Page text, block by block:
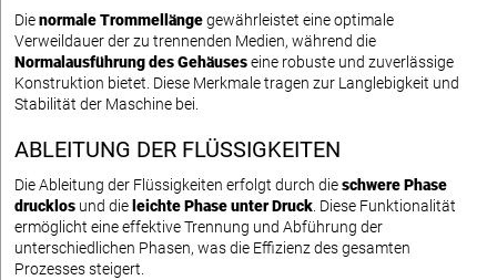
Dienormale Trommellängegewährleistet eine optimale
Verweildauer der zu trennenden Medien, während die
Normalausführung des Gehäuseseine robuste und zuverlässige
Konstruktion bietet. Diese Merkmale tragen zur Langlebigkeit und
Stabilität der Maschine bei.
ABLEITUNG DER FLÜSSIGKEITEN
Die Ableitung der Flüssigkeiten erfolgt durch dieschwere Phase
drucklos und die leichte Phase unter Druck. Diese Funktionalität
ermöglicht eine effektive Trennung und Abführung der
unterschiedlichen Phasen, was die Effizienz des gesamten
Prozesses steigert.